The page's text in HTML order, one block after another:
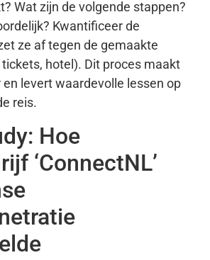
Wat zijn de volgende stappen?
Kwantificeer de
ze af tegen de gemaakte
hotel). Dit proces maakt
en levert waardevolle lessen op
reis.
Hoe
‘ConnectNL’